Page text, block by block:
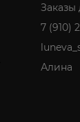
Заказы
7 (910)
Алина